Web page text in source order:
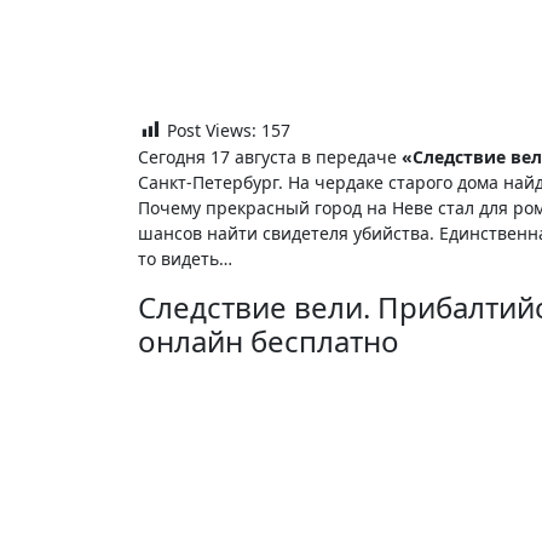
Post Views: 157
Сегодня 17 августа в передаче «Следствие
Санкт-Петербург. На чердаке старого дома
Почему прекрасный город на Неве стал для
шансов найти свидетеля убийства.
то видеть…
Следствие вели.
онлайн бесплатно